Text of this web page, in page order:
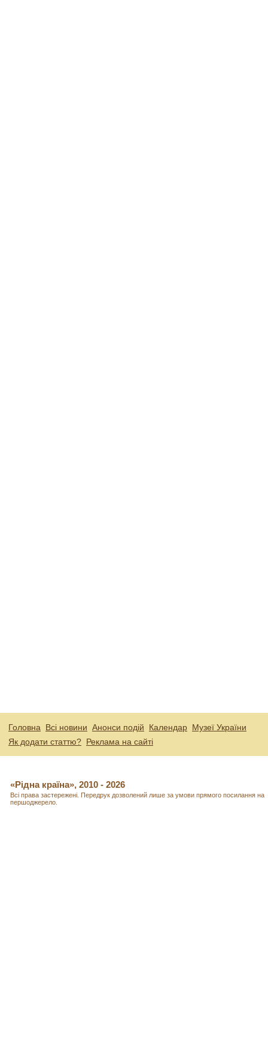
Головна Всі новини Анонси подій Календар Музеї України
Як додати статтю? Реклама на сайті
«Рідна країна», 2010 - 2026
Всі права застережені. Передрук дозволений лише за умови прямого посилання на
першоджерело.